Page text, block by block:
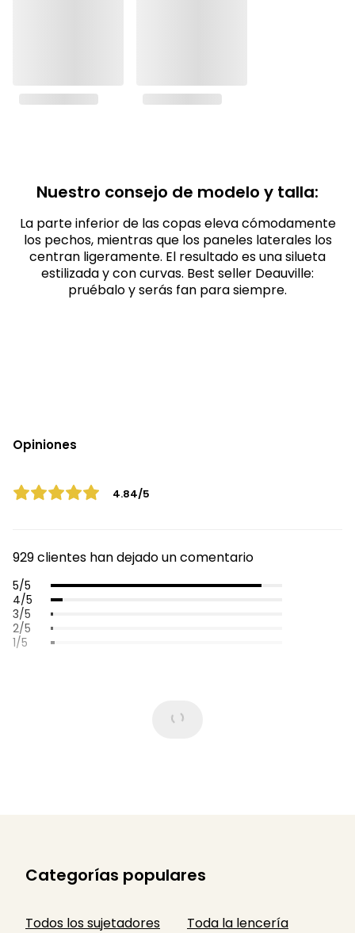
Nuestro consejo de modelo y talla:
La parte inferior de las copas eleva cómodamente
los pechos, mientras que los paneles laterales los
centran ligeramente. El resultado es una silueta
estilizada y con curvas. Best seller Deauville:
pruébalo y serás fan para siempre.
Opiniones
4.84/5
929 clientes han dejado un comentario
5/5
4/5
3/5
2/5
1/5
Categorías populares
Todos los sujetadores
Toda la lencería